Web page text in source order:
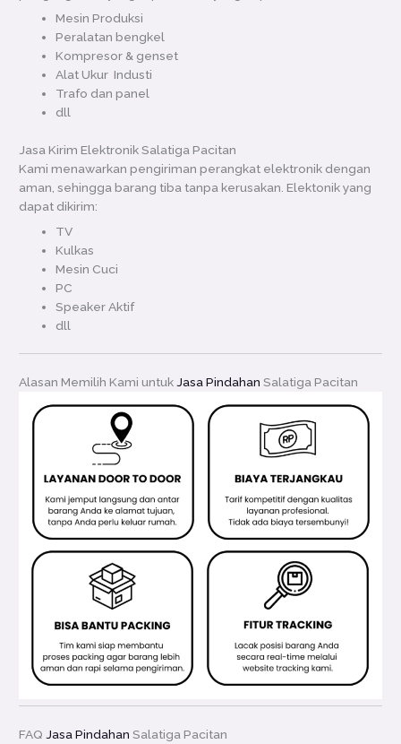
Mesin Produksi
Peralatan bengkel
Kompresor & genset
Alat Ukur Industi
Trafo dan panel
dll
Jasa Kirim Elektronik Salatiga Pacitan
Kami menawarkan pengiriman perangkat elektronik dengan
aman, sehingga barang tiba tanpa kerusakan. Elektonik yang
dapat dikirim:
TV
Kulkas
Mesin Cuci
PC
Speaker Aktif
dll
Alasan Memilih Kami untuk Jasa Pindahan Salatiga Pacitan
FAQ Jasa Pindahan Salatiga Pacitan